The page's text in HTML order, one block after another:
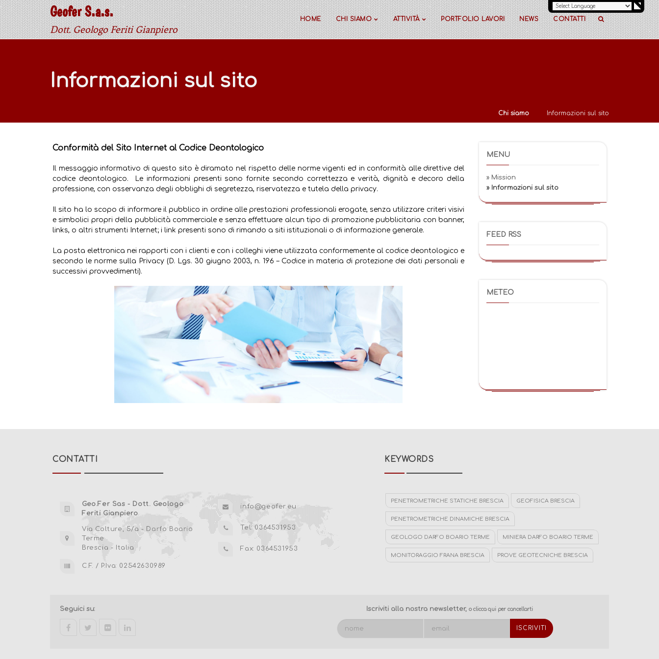
Geofer S.a.s.
Dott. Geologo Feriti Gianpiero
HOME CHI SIAMO ATTIVITÀ PORTFOLIO LAVORI NEWS CONTATTI
Informazioni sul sito
Chi siamo Informazioni sul sito
Conformità del Sito Internet al Codice Deontologico
Il messaggio informativo di questo sito è diramato nel rispetto delle norme vigenti ed in conformità alle direttive del
codice deontologico. Le informazioni presenti sono fornite secondo correttezza e verità, dignità e decoro della
professione, con osservanza degli obblighi di segretezza, riservatezza e tutela della privacy.
Il sito ha lo scopo di informare il pubblico in ordine alle prestazioni professionali erogate, senza utilizzare criteri visivi
e simbolici propri della pubblicità commerciale e senza effettuare alcun tipo di promozione pubblicitaria con banner,
links, o altri strumenti Internet; i link presenti sono di rimando a siti istituzionali o di informazione generale.
La posta elettronica nei rapporti con i clienti e con i colleghi viene utilizzata conformemente al codice deontologico e
secondo le norme sulla Privacy (D. Lgs. 30 giugno 2003, n. 196 – Codice in materia di protezione dei dati personali e
successivi provvedimenti).
MENU
» Mission
» Informazioni sul sito
FEED RSS
METEO
CONTATTI
Geo.Fer Sas - Dott. Geologo
Feriti Gianpiero
Via Colture, 5/a - Darfo Boario
Terme
Brescia - Italia
C.F. / P.Iva: 02542630989
info@geofer.eu
Tel: 0364531953
Fax: 0364531953
KEYWORDS
PENETROMETRICHE STATICHE BRESCIA GEOFISICA BRESCIA
PENETROMETRICHE DINAMICHE BRESCIA
GEOLOGO DARFO BOARIO TERME MINIERA DARFO BOARIO TERME
MONITORAGGIO FRANA BRESCIA PROVE GEOTECNICHE BRESCIA
STUDIO IDROGEOLOGICO DARFO BOARIO TERME
INDAGINE GEOGNOSTICA DARFO BOARIO TERME
Seguici su: Iscriviti alla nostra newsletter, o clicca qui per cancellarti